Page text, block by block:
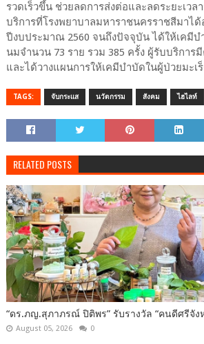
รวดเร็วขึ้น ช่วยลดการส่งต่อและลดระยะเวล
บริการที่โรงพยาบาลมหาราชนครราชสีมาไ
ปีงบประมาณ 2560 จนถึงปัจจุบัน ได้ให้เคมีบ
นมจำนวน 73 ราย รวม 385 ครั้ง ผู้รับบริการ
และได้วางแผนการให้เคมีบำบัดในผู้ป่วยมะเ
TAGS: จับกระแส นวัตกรรม สังคม ไฮไลท์
RELATED POSTS
“ดร.ภญ.สุภาภรณ์ ปิติพร” รับรางวัล “คนดีศรีจัง
August 05, 2026 0